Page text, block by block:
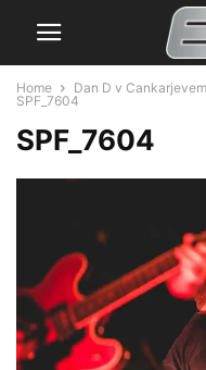
Home
Dan D v
SPF_7604
SPF_7604